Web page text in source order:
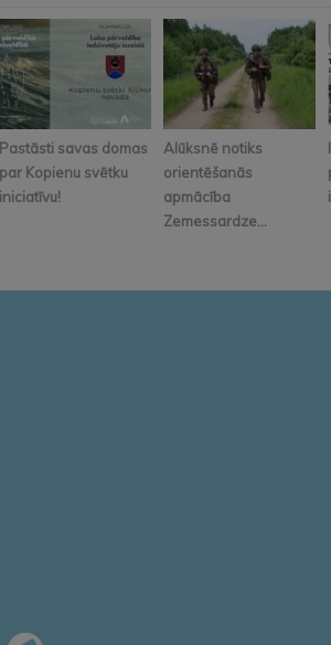
Pastāsti savas domas
par Kopienu svētku
iniciatīvu!
Alūksnē notiks
orientēšanās
apmācība
Zemessardze...